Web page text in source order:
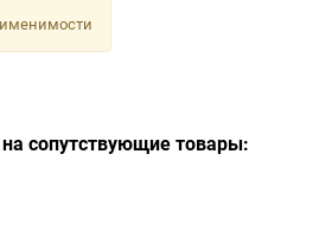
сопутствующие товары: